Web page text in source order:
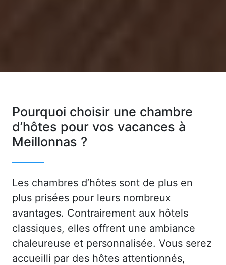
Pourquoi choisir une chambre
d’hôtes pour vos vacances à
Meillonnas ?
Les chambres d’hôtes sont de plus en
plus prisées pour leurs nombreux
avantages. Contrairement aux hôtels
classiques, elles offrent une ambiance
chaleureuse et personnalisée. Vous serez
accueilli par des hôtes attentionnés,